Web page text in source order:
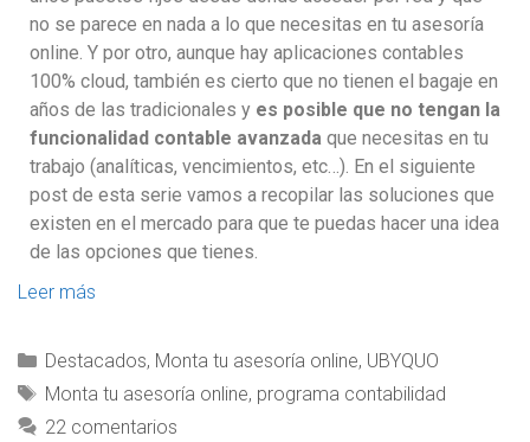
no se parece en nada a lo que necesitas en tu asesoría
online. Y por otro, aunque hay aplicaciones contables
100% cloud, también es cierto que no tienen el bagaje en
años de las tradicionales y es posible que no tengan la
funcionalidad contable avanzada que necesitas en tu
trabajo (analíticas, vencimientos, etc…). En el siguiente
post de esta serie vamos a recopilar las soluciones que
existen en el mercado para que te puedas hacer una idea
de las opciones que tienes.
Leer más
Destacados, Monta tu asesoría online, UBYQUO
Monta tu asesoría online, programa contabilidad
22 comentarios